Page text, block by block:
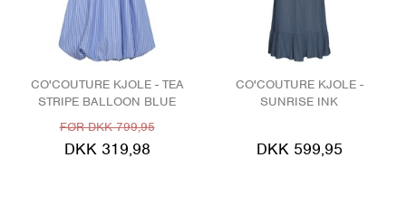
CO'COUTURE KJOLE - TEA
STRIPE BALLOON BLUE
FØR DKK 799,95
DKK 319,98
CO'COUTURE KJOLE -
SUNRISE INK
DKK 599,95